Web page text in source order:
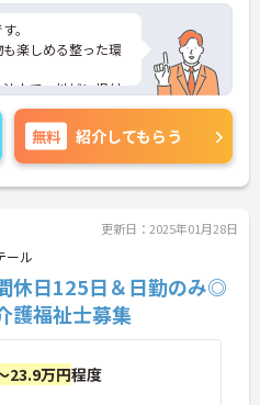
。
楽しめる整った環
人で、地域に根付
たい方も歓迎で
ントなど、さらに
軽にご相談くださ
無料 紹介してもらう
更新日：2025年01月28日
ール
休日125日＆日勤のみ◎
護福祉士募集
23.9万円程度